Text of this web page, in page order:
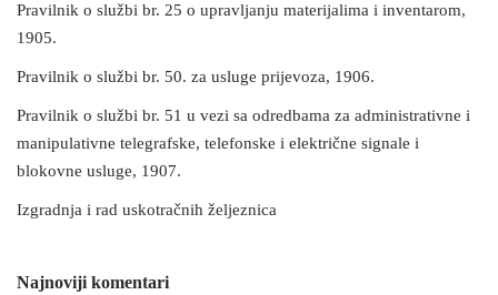
Pravilnik o službi br. 25 o upravljanju materijalima i inventarom,
1905.
Pravilnik o službi br. 50. za usluge prijevoza, 1906.
Pravilnik o službi br. 51 u vezi sa odredbama za administrativne i
manipulativne telegrafske, telefonske i električne signale i
blokovne usluge, 1907.
Izgradnja i rad uskotračnih željeznica
Najnoviji komentari